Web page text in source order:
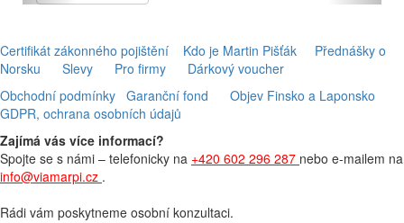
Certifikát zákonného pojištění Kdo je Martin Pišťák
Přednášky o
Norsku
Slevy Pro firmy
Dárkový voucher
Obchodní podmínky Garanční fond
Objev Finsko a Laponsko
GDPR, ochrana osobních údajů
Zajímá vás více informací?
Spojte se s námi – telefonicky na +420 602 296 287 nebo e-mailem na
info@viamarpi.cz .
Rádi vám poskytneme osobní konzultaci.